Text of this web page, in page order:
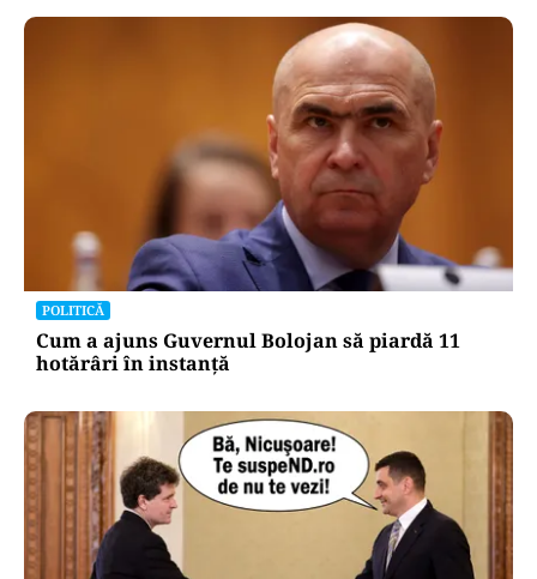
POLITICĂ
Cum a ajuns Guvernul Bolojan să piardă 11
hotărâri în instanță